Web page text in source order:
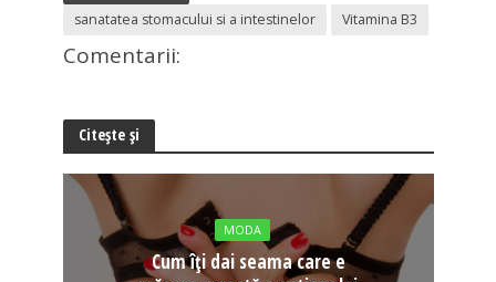
sanatatea stomacului si a intestinelor
Vitamina B3
Comentarii:
Citește și
MODA
Cum îți dai seama care e